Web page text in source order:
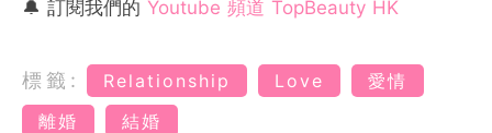
🔔 訂閱我們的 Youtube 頻道 TopBeauty HK
標籤: Relationship Love
愛情
離婚
結婚